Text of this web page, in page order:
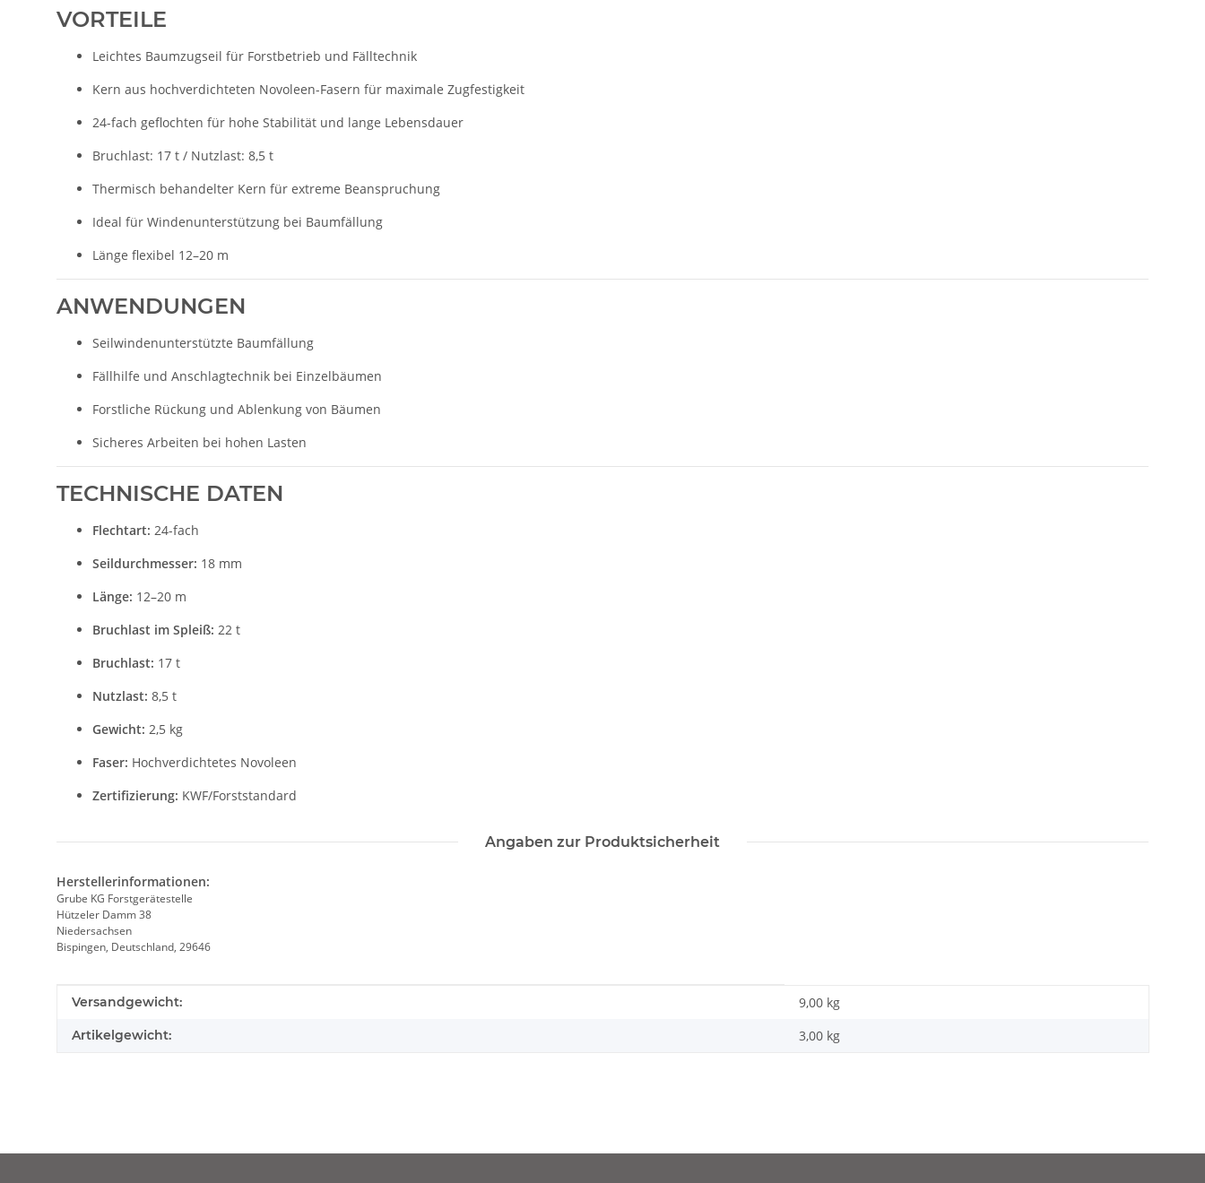
VORTEILE
Leichtes Baumzugseil für Forstbetrieb und Fälltechnik
Kern aus hochverdichteten Novoleen-Fasern für maximale Zugfestigkeit
24-fach geflochten für hohe Stabilität und lange Lebensdauer
Bruchlast: 17 t / Nutzlast: 8,5 t
Thermisch behandelter Kern für extreme Beanspruchung
Ideal für Windenunterstützung bei Baumfällung
Länge flexibel 12–20 m
ANWENDUNGEN
Seilwindenunterstützte Baumfällung
Fällhilfe und Anschlagtechnik bei Einzelbäumen
Forstliche Rückung und Ablenkung von Bäumen
Sicheres Arbeiten bei hohen Lasten
TECHNISCHE DATEN
Flechtart: 24-fach
Seildurchmesser: 18 mm
Länge: 12–20 m
Bruchlast im Spleiß: 22 t
Bruchlast: 17 t
Nutzlast: 8,5 t
Gewicht: 2,5 kg
Faser: Hochverdichtetes Novoleen
Zertifizierung: KWF/Forststandard
Angaben zur Produktsicherheit
Herstellerinformationen:
Grube KG Forstgerätestelle
Hützeler Damm 38
Niedersachsen
Bispingen, Deutschland, 29646
Produkteigenschaft
Wert
Versandgewicht: 9,00 kg
Artikelgewicht: 3,00 kg